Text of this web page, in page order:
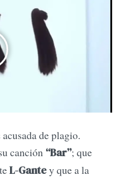
de plagio.
canción “Bar”; que
L-Gantey que a la